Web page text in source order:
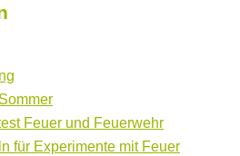
Feuer und Feuerwehr
für Experimente mit Feuer